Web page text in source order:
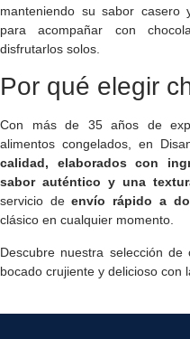
manteniendo su sabor casero
para acompañar con
disfrutarlos solos.
Por qué elegir
Con más de 35 años de
alimentos congelados, en
calidad, elaborados con
sabor auténtico y una
servicio deenvío rápido a
clásico en cualquier momento.
Descubre nuestra selección
bocado crujiente y delicioso con